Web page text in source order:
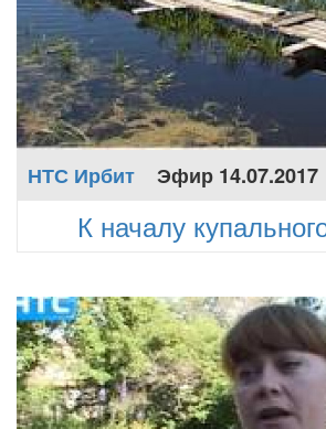
НТС Ирбит Эфир 14.07.2017
К началу